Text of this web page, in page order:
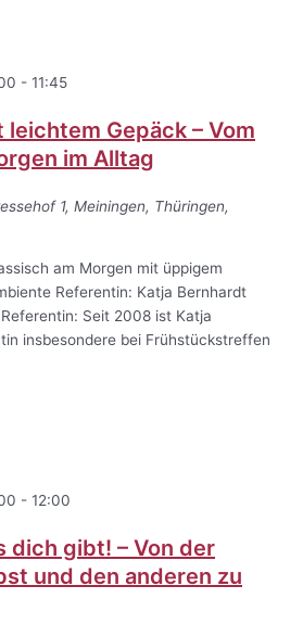
-11:45
Gepäck – Vom
im Alltag
1, Meiningen, Thüringen,
am Morgen mit üppigem
Referentin: Katja Bernhardt
Seit 2008 ist Katja
insbesondere bei Frühstückstreffen
-12:00
dich gibt! – Von der
und den anderen zu